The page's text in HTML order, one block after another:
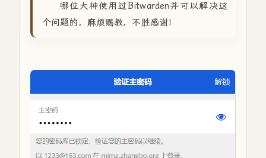
哪位大神使用过Bitwarden并可以解决这
个问题的，麻烦赐教，不胜感谢！